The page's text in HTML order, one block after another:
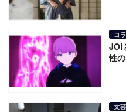
コ
JOI
性
文芸